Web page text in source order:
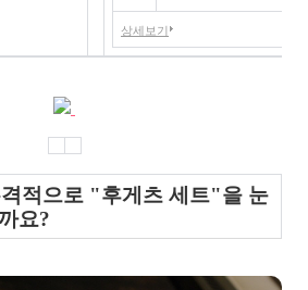
상세보기
적으로 "후게츠 세트"을 눈
요?